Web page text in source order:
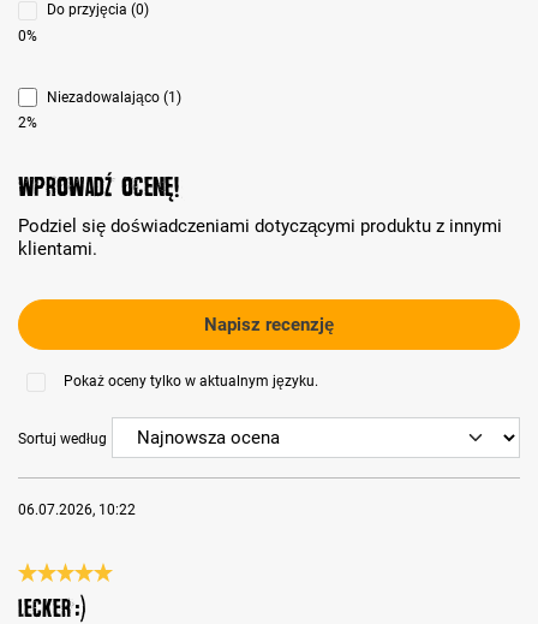
Do przyjęcia (0)
0%
Niezadowalająco (1)
2%
Wprowadź ocenę!
Podziel się doświadczeniami dotyczącymi produktu z innymi
klientami.
Napisz recenzję
Pokaż oceny tylko w aktualnym języku.
Sortuj według
06.07.2026, 10:22
Recenzja z oceną 5 spośród 5 gwiazdek
Lecker :)